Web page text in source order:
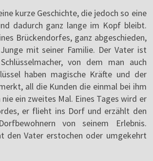
kurze Geschichte, die jedoch so eine
dadurch ganz lange im Kopf bleibt.
Brückendorfes, ganz abgeschieden,
mit seiner Familie. Der Vater ist
von dem man auch
haben magische Kräfte und der
all die Kunden die einmal bei ihm
ein zweites Mal. Eines Tages wird er
er flieht ins Dorf und erzählt den
von seinem Erlebnis.
den Vater erstochen oder umgekehrt